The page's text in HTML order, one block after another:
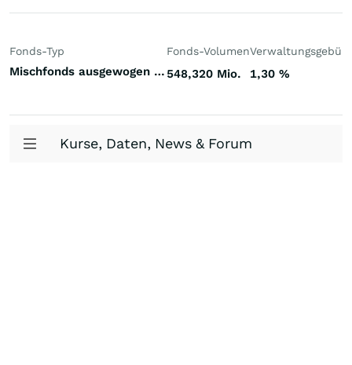
Fonds-Typ
Mischfonds ausgewogen Welt
Fonds-Volumen
548,320 Mio. 1,30 %
Kurse, Daten, News & Forum